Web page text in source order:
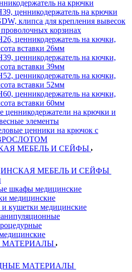
на крючки
ценникодержатель на крючки
клипса для крепления вывесок
корзинах
ценникодержатель на кючки,
вставки 26мм
ценникодержатель на кючки,
вставки 39мм
ценникодержатель на кючки,
вставки 52мм
ценникодержатель на кючки,
вставки 60мм
ценникодержатели на крючки и
элементы
ценники на крючок с
МЕБЕЛЬ И СЕЙФЫ
МЕБЕЛЬ И СЕЙФЫ
шкафы медицинские
медицинские
и кушетки медицинские
МАТЕРИАЛЫ
МАТЕРИАЛЫ